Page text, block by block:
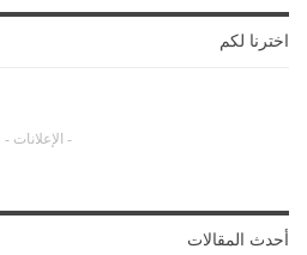
اخترنا لكم
- الإعلانات -
أحدث المقالات